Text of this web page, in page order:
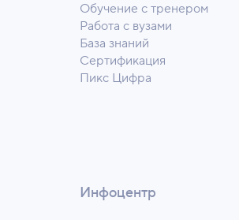
Обучение с тренером
Работа с вузами
База знаний
Сертификация
Пикс Цифра
Инфоцентр